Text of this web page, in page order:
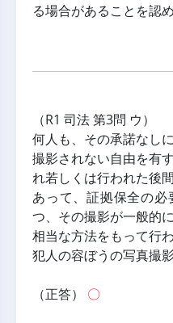
る場合があることを認め
（R1 司法 第3問 ウ）
何人も、その承諾なし
撮影されない自由を有
れ若しくは行われた後
あって、証拠保全の
つ、その撮影が一般的
相当な方法をもって行
犯人の容ぼうの写真撮
（正答） 〇